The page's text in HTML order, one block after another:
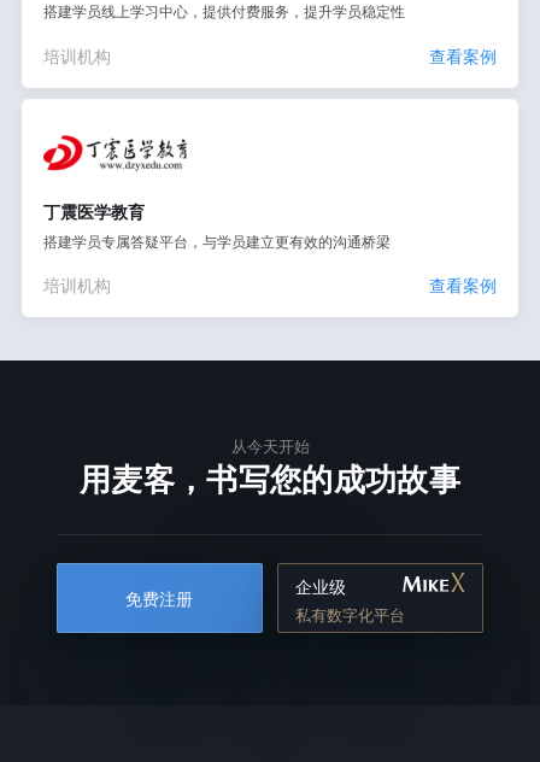
搭建学员线上学习中心，提供付费服务，提升学员稳定性
培训机构 查看案例
丁震医学教育
搭建学员专属答疑平台，与学员建立更有效的沟通桥梁
培训机构 查看案例
从今天开始
用麦客，书写您的成功故事
免费注册
企业级
私有数字化平台